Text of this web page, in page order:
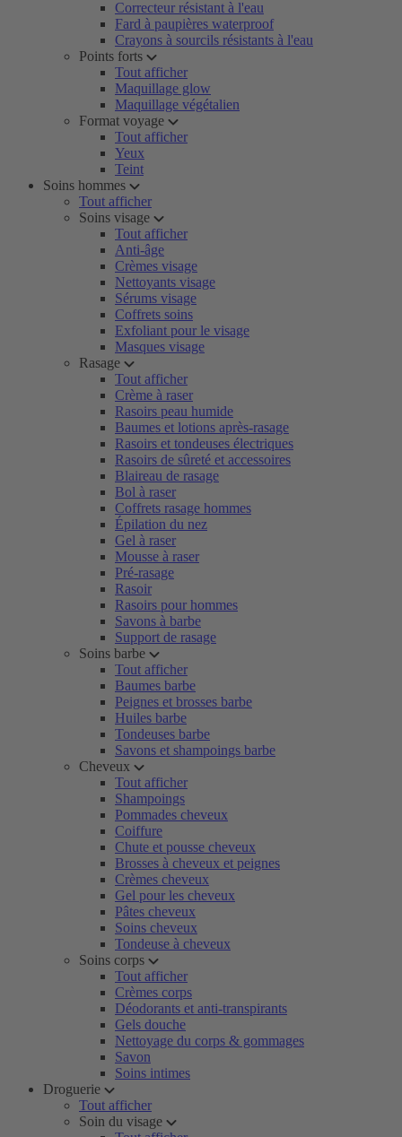
Correcteur résistant à l'eau
Fard à paupières waterproof
Crayons à sourcils résistants à l'eau
Points forts
Tout afficher
Maquillage glow
Maquillage végétalien
Format voyage
Tout afficher
Yeux
Teint
Soins hommes
Tout afficher
Soins visage
Tout afficher
Anti-âge
Crèmes visage
Nettoyants visage
Sérums visage
Coffrets soins
Exfoliant pour le visage
Masques visage
Rasage
Tout afficher
Crème à raser
Rasoirs peau humide
Baumes et lotions après-rasage
Rasoirs et tondeuses électriques
Rasoirs de sûreté et accessoires
Blaireau de rasage
Bol à raser
Coffrets rasage hommes
Épilation du nez
Gel à raser
Mousse à raser
Pré-rasage
Rasoir
Rasoirs pour hommes
Savons à barbe
Support de rasage
Soins barbe
Tout afficher
Baumes barbe
Peignes et brosses barbe
Huiles barbe
Tondeuses barbe
Savons et shampoings barbe
Cheveux
Tout afficher
Shampoings
Pommades cheveux
Coiffure
Chute et pousse cheveux
Brosses à cheveux et peignes
Crèmes cheveux
Gel pour les cheveux
Pâtes cheveux
Soins cheveux
Tondeuse à cheveux
Soins corps
Tout afficher
Crèmes corps
Déodorants et anti-transpirants
Gels douche
Nettoyage du corps & gommages
Savon
Soins intimes
Droguerie
Tout afficher
Soin du visage